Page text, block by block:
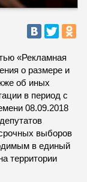
«Рекламная
о размере и
об иных
в период с
08.09.2018
выборов
в единый
территории